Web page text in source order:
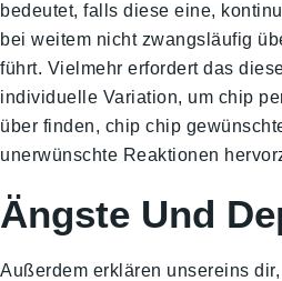
bedeutet, falls diese eine,
bei weitem nicht zwangsläufig
führt. Vielmehr erfordert das
individuelle Variation, um chip
über finden, chip chip
unerwünschte Reaktionen
Ängste Und
Außerdem erklären unsereins